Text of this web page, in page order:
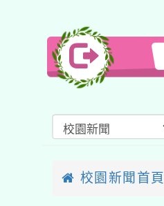
校園新聞首頁